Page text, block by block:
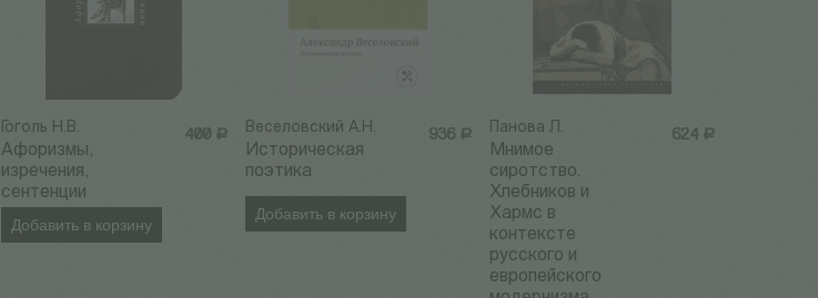
400 Р
Гоголь Н.В.
Афоризмы,
изречения,
сентенции
Добавить в корзину
936 Р
Веселовский А.Н.
Историческая
поэтика
Добавить в корзину
624 Р
Панова Л.
Мнимое
сиротство.
Хлебников и
Хармс в
контексте
русского и
европейского